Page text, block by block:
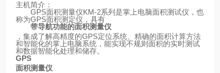
主机简介：
GPS面积测量仪KM-2系列是掌上电脑面积测试仪，也
称为GPS面积测定仪，具有
带导航功能的面积测量仪
，集成了解高精度的GPS定位系统、精确的面积计算方法
和智能化的掌上电脑系统，能实现不规则面积的实时测试
和数据智能化处理和储存。
GPS
面积测量仪